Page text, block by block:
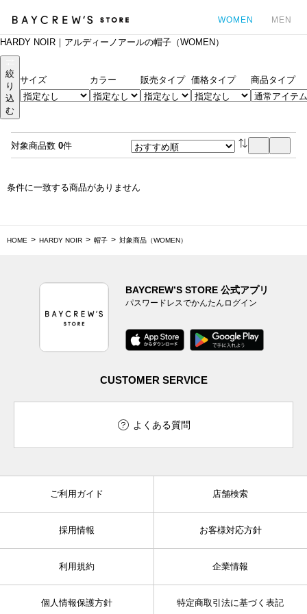
WOMEN MEN
HARDY NOIR｜アルディーノアールの帽子（WOMEN）
絞
り
込
む
サイズ カラー 販売タイプ 価格タイプ 商品タイプ
対象商品数 0件
条件に一致する商品がありません
HOME HARDY NOIR 帽子 対象商品（WOMEN）
BAYCREW’S STORE 公式アプリ
パスワードレスでかんたんログイン
CUSTOMER SERVICE
よくある質問
ご利用ガイド 店舗検索
採用情報 お客様対応方針
利用規約 企業情報
個人情報保護方針 特定商取引法に基づく表記